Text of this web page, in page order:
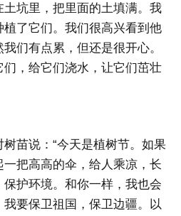
坑里，把里面的土填满。我
了它们。我们很高兴看到他
们有点累，但还是很开心。
们，给它们浇水，让它们茁壮
苗说：“今天是植树节。如果
把高高的伞，给人乘凉，长
护环境。和你一样，我也会
要保卫祖国，保卫边疆。以